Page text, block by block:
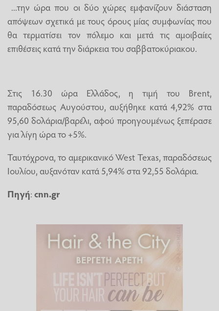
...την ώρα που οι δύο χώρες εμφανίζουν διάσταση
απόψεων σχετικά με τους όρους μίας συμφωνίας που
θα τερματίσει τον πόλεμο και μετά τις αμοιβαίες
επιθέσεις κατά την διάρκεια του σαββατοκύριακου.
Στις 16.30 ώρα Ελλάδος, η τιμή του Brent,
παραδόσεως Αυγούστου, αυξήθηκε κατά 4,92% στα
95,60 δολάρια/βαρέλι, αφού προηγουμένως ξεπέρασε
για λίγη ώρα το +5%.
Ταυτόχρονα, το αμερικανικό West Texas, παραδόσεως
Ιουλίου, αυξανόταν κατά 5,94% στα 92,55 δολάρια.
Πηγή:cnn.gr